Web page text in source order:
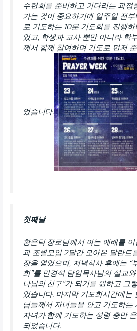
수련회를 준비하고 기다리는 과정
가는 것이 중요하기에 일주일 전
로 기도하는 10분 기도회를 진행
었고, 학생과 교사 뿐만 아니라 학
께서 함께 참여하며 기도로 먼저
었습니다.
첫째날
황은덕 장로님께서 여는 예배를
과 조별모임 2달간 모아온 달란트
장을 열었으며, 저녁식사 후에는 “
회”를 민경석 담임목사님의 설교
나님의 친구”가 되기를 원하고 그
었습니다. 마지막 기도회시간에는
님들께서 자녀들을 안고 기도하는
자녀가 함께 기도하는 성령 충만
되었습니다.